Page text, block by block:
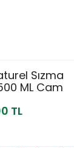
Sızma
ML Cam
TL